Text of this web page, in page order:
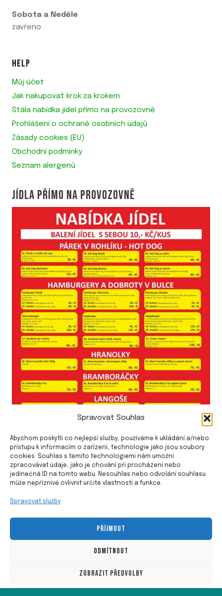
Spravovat Souhlas
Abychom poskytli co nejlepší služby, používáme k ukládání a/nebo
přístupu k informacím o zařízení, technologie jako jsou soubory
cookies. Souhlas s těmito technologiemi nám umožní
zpracovávat údaje, jako je chování při procházení nebo
jedinečná ID na tomto webu. Nesouhlas nebo odvolání souhlasu
může nepříznivě ovlivnit určité vlastnosti a funkce.
Spravovat služby
PŘÍJMOUT
ODMÍTNOUT
ZOBRAZIT PŘEDVOLBY
Sobota a Neděle
zavřeno
HELP
Můj účet
Jak nakupovat krok za krokem
Stála nabídka jídel přímo na provozovně
Prohlášení o ochraně osobních údajů
Zásady cookies (EU)
Obchodní podmínky
Seznam alergenů
JÍDLA PŘÍMO NA PROVOZOVNĚ
© 2026 Občerstvení u Geni - Šablona pro WordPress
Kadence WP